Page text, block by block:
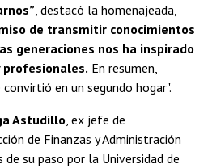
, destacó la homenajeada,
de transmitir conocimientos
generaciones nos ha inspirado
profesionales. En resumen,
en un segundo hogar".
Astudillo, ex jefe de
de Finanzas y Administración
su paso por la Universidad de